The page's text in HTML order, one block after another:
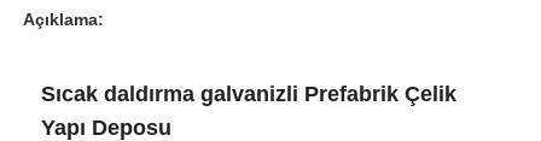
Açıklama:
Sıcak daldırma galvanizli Prefabrik Çelik
Yapı Deposu